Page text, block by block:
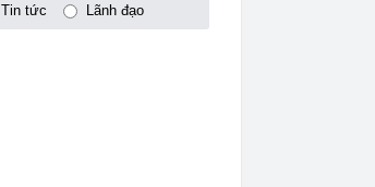
Tin tức Lãnh đạo